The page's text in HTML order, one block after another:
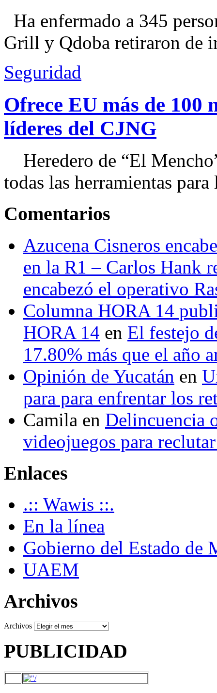
Ha enfermado a 345
Grill y Qdoba retiraron de
Seguridad
Ofrece EU más de 100
líderes del CJNG
Heredero de “El
todas las herramientas
Comentarios
Azucena Cisneros
en la R1 – Carlos Hank
encabezó el operativo
Columna HORA 14
HORA 14 en El festejo
17.80% más que el año
Opinión de Yucatán en
para para enfrentar los
Camila en Delincuencia
videojuegos para
Enlaces
.:: Wawis ::.
En la línea
Gobierno del Estado de
UAEM
Archivos
Archivos
PUBLICIDAD